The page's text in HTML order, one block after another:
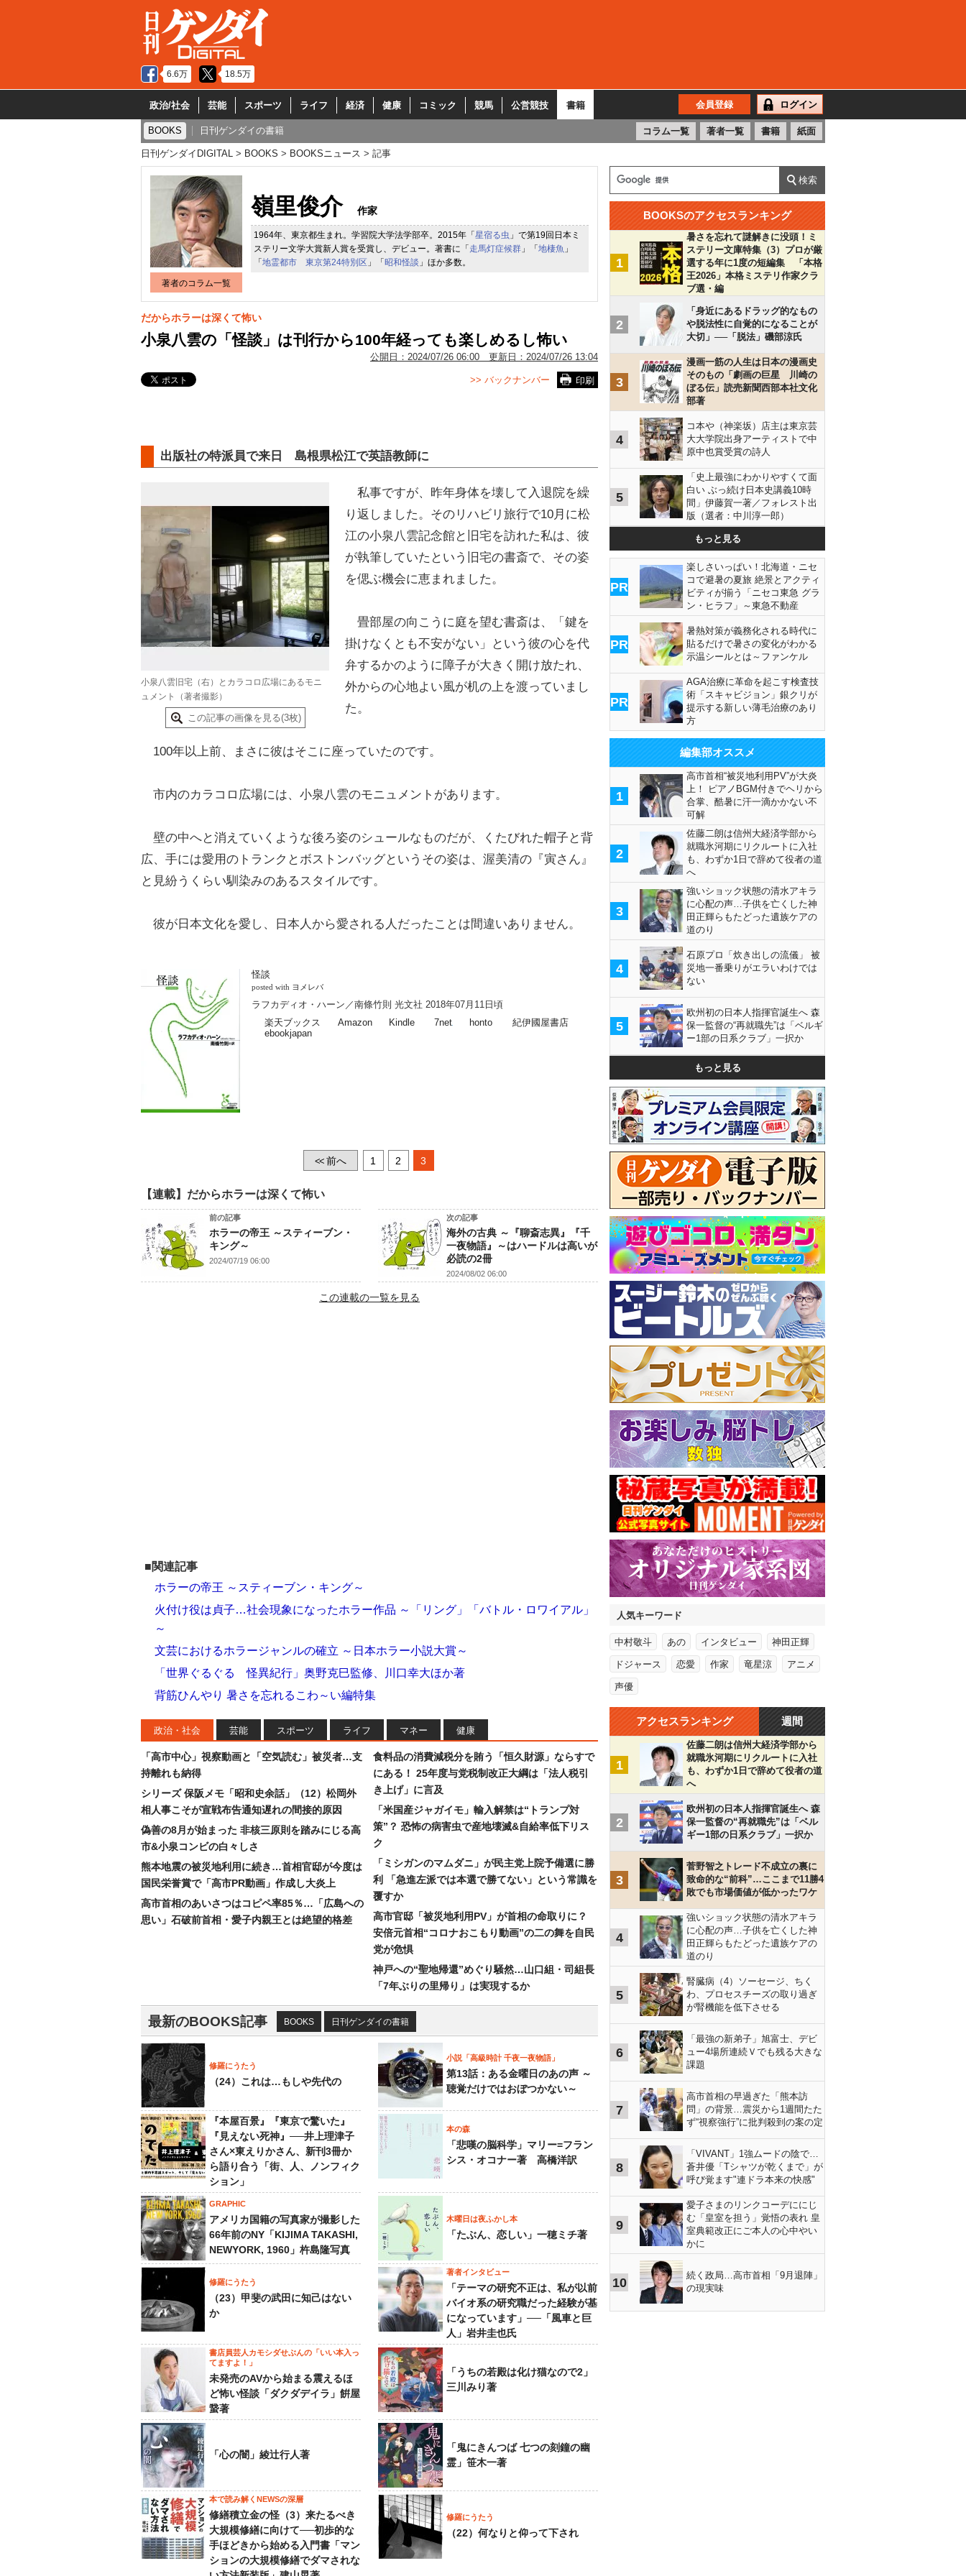
6.6万 18.5万
政治/社会 芸能 スポーツ ライフ 経済 健康 コミック 競馬 公営競技 書籍 会員登録 ログイン
BOOKS 日刊ゲンダイの書籍 コラム一覧 著者一覧 書籍 紙面
日刊ゲンダイDIGITAL BOOKS BOOKSニュース 記事
著者のコラム一覧
嶺里俊介 作家
1964年、東京都生まれ。学習院大学法学部卒。2015年「 星宿る虫 」で第19回日本ミ
ステリー文学大賞新人賞を受賞し、デビュー。著書に「 走馬灯症候群 」「 地棲魚 」
「 地霊都市 東京第24特別区 」「 昭和怪談 」ほか多数。
だからホラーは深くて怖い
小泉八雲の「怪談」は刊行から100年経っても楽しめるし怖い
公開日： 2024/07/26 06:00 更新日： 2024/07/26 13:04
印刷
>> バックナンバー
出版社の特派員で来日 島根県松江で英語教師に
小泉八雲旧宅（右）とカラコロ広場にあるモニ
ュメント（著者撮影）
この記事の画像を見る(3枚)
私事ですが、昨年身体を壊して入退院を繰
り返しました。そのリハビリ旅行で10月に松
江の小泉八雲記念館と旧宅を訪れた私は、彼
が執筆していたという旧宅の書斎で、その姿
を偲ぶ機会に恵まれました。
畳部屋の向こうに庭を望む書斎は、「鍵を
掛けなくとも不安がない」という彼の心を代
弁するかのように障子が大きく開け放たれ、
外からの心地よい風が机の上を渡っていまし
た。
100年以上前、まさに彼はそこに座っていたのです。
市内のカラコロ広場には、小泉八雲のモニュメントがあります。
壁の中へと消えていくような後ろ姿のシュールなものだが、くたびれた帽子と背
広、手には愛用のトランクとボストンバッグというその姿は、渥美清の『寅さん』
と見紛うくらい馴染みのあるスタイルです。
彼が日本文化を愛し、日本人から愛される人だったことは間違いありません。
怪談
posted with ヨメレバ
ラフカディオ・ハーン／南條竹則 光文社 2018年07月11日頃
楽天ブックス
Amazon Kindle 7net honto
紀伊國屋書店
ebookjapan
<<前へ 1 2 3
【連載】だからホラーは深くて怖い
前の記事
ホラーの帝王 ～スティーブン・
キング～
2024/07/19 06:00
次の記事
海外の古典 ～『聊斎志異』『千
一夜物語』～はハードルは高いが
必読の2冊
2024/08/02 06:00
この連載の一覧を見る
■関連記事
ホラーの帝王 ～スティーブン・キング～
火付け役は貞子…社会現象になったホラー作品 ～「リング」「バトル・ロワイアル」
～
文芸におけるホラージャンルの確立 ～日本ホラー小説大賞～
「世界ぐるぐる 怪異紀行」奥野克巳監修、川口幸大ほか著
背筋ひんやり 暑さを忘れるこわ～い編特集
政治・社会 芸能 スポーツ ライフ マネー 健康
「高市中心」視察動画と「空気読む」被災者…支
持離れも納得
シリーズ 保阪メモ「昭和史余話」（12）松岡外
相人事こそが宣戦布告通知遅れの間接的原因
偽善の8月が始まった 非核三原則を踏みにじる高
市&小泉コンビの白々しさ
熊本地震の被災地利用に続き…首相官邸が今度は
国民栄誉賞で「高市PR動画」作成し大炎上
高市首相のあいさつはコピペ率85％…「広島への
思い」石破前首相・愛子内親王とは絶望的格差
食料品の消費減税分を賄う「恒久財源」ならすで
にある！ 25年度与党税制改正大綱は「法人税引
き上げ」に言及
「米国産ジャガイモ」輸入解禁は“トランプ対
策”？ 恐怖の病害虫で産地壊滅&自給率低下リス
ク
「ミシガンのマムダニ」が民主党上院予備選に勝
利 「急進左派では本選で勝てない」という常識を
覆すか
高市官邸「被災地利用PV」が首相の命取りに？
安倍元首相“コロナおこもり動画”の二の舞を自民
党が危惧
神戸への“聖地帰還”めぐり騒然…山口組・司組長
「7年ぶりの里帰り」は実現するか
最新のBOOKS記事 BOOKS 日刊ゲンダイの書籍
修羅にうたう
（24）これは…もしや先代の
小説「高級時計 千夜一夜物語」
第13話：ある金曜日のあの声 ～
聴覚だけではおぼつかない～
『本屋百景』『東京で驚いた』
『見えない死神』──井上理津子
さん×東えりかさん、新刊3冊か
ら語り合う「街、人、ノンフィク
ション」
本の森
「悲嘆の脳科学」マリー=フラン
シス・オコナー著 高橋洋訳
GRAPHIC
アメリカ国籍の写真家が撮影した
66年前のNY「KIJIMA TAKASHI,
NEWYORK, 1960」杵島隆写真
木曜日は夜ふかし本
「たぶん、恋しい」一穂ミチ著
修羅にうたう
（23）甲斐の武田に知己はない
か
著者インタビュー
「テーマの研究不正は、私が以前
バイオ系の研究職だった経験が基
になっています」──「風車と巨
人」岩井圭也氏
書店員芸人カモシダせぶんの「いい本入っ
てますよ！」
未発売のAVから始まる震えるほ
ど怖い怪談「ダクダデイラ」餠屋
䖸著
「うちの若殿は化け猫なので2」
三川みり著
「心の闇」綾辻行人著
「鬼にきんつば 七つの刻鐘の幽
霊」笹木一著
本で読み解くNEWSの深層
修繕積立金の怪（3）来たるべき
大規模修繕に向けて──初歩的な
手ほどきから始める入門書「マン
ションの大規模修繕でダマされな
修羅にうたう
（22）何なりと仰って下され
BOOKSのアクセスランキング
1
暑さを忘れて謎解きに没頭！ミ
ステリー文庫特集（3）プロが厳
選する年に1度の短編集 「本格
王2026」本格ミステリ作家クラ
ブ選・編
2
「身近にあるドラッグ的なもの
や脱法性に自覚的になることが
大切」──「脱法」磯部涼氏
3
漫画一筋の人生は日本の漫画史
そのもの「劇画の巨星 川崎の
ぼる伝」読売新聞西部本社文化
部著
4
コ本や（神楽坂）店主は東京芸
大大学院出身アーティストで中
原中也賞受賞の詩人
5
「史上最強にわかりやすくて面
白い ぶっ続け日本史講義10時
間」伊藤賀一著／フォレスト出
版（選者：中川淳一郎）
もっと見る
PR
楽しさいっぱい！北海道・ニセ
コで避暑の夏旅 絶景とアクティ
ビティが揃う「ニセコ東急 グラ
ン・ヒラフ」～東急不動産
PR
暑熱対策が義務化される時代に
貼るだけで暑さの変化がわかる
示温シールとは～ファンケル
PR
AGA治療に革命を起こす検査技
術「スキャビジョン」銀クリが
提示する新しい薄毛治療のあり
方
編集部オススメ
1
高市首相“被災地利用PV”が大炎
上！ ピアノBGM付きでヘリから
合掌、酷暑に汗一滴かかない不
可解
2
佐藤二朗は信州大経済学部から
就職氷河期にリクルートに入社
も、わずか1日で辞めて役者の道
へ
3
強いショック状態の清水アキラ
に心配の声…子供を亡くした神
田正輝らもたどった遺族ケアの
道のり
4
石原プロ「炊き出しの流儀」 被
災地一番乗りがエラいわけでは
ない
5
欧州初の日本人指揮官誕生へ 森
保一監督の“再就職先”は「ベルギ
ー1部の日系クラブ」一択か
もっと見る
人気キーワード
中村敬斗 あの インタビュー 神田正輝
ドジャース 恋愛 作家 竜星涼 アニメ
声優
アクセスランキング 週間
1
佐藤二朗は信州大経済学部から
就職氷河期にリクルートに入社
も、わずか1日で辞めて役者の道
へ
2
欧州初の日本人指揮官誕生へ 森
保一監督の“再就職先”は「ベル
ギー1部の日系クラブ」一択か
3
菅野智之トレード不成立の裏に
致命的な“前科”…ここまで11勝4
敗でも市場価値が低かったワケ
4
強いショック状態の清水アキラ
に心配の声…子供を亡くした神
田正輝らもたどった遺族ケアの
道のり
5
腎臓病（4）ソーセージ、ちく
わ、プロセスチーズの取り過ぎ
が腎機能を低下させる
6
「最強の新弟子」旭富士、デビ
ュー4場所連続Ｖでも残る大きな
課題
7
高市首相の早過ぎた「熊本訪
問」の背景…震災から1週間たた
ず“視察強行”に批判殺到の案の定
8
「VIVANT」1強ムードの陰で…
蒼井優「Tシャツが乾くまで」が
呼び覚ます"連ドラ本来の快感"
9
愛子さまのリンクコーデににじ
む「皇室を担う」覚悟の表れ 皇
室典範改正にご本人の心中やい
かに
10
続く政局…高市首相「9月退陣」
の現実味